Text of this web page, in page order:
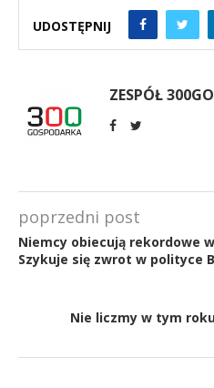
UDOSTĘPNIJ
ZESPÓŁ
poprzedni post
Niemcy obiecują rekordowe
Szykuje się zwrot w polityce
Nie liczmy w tym